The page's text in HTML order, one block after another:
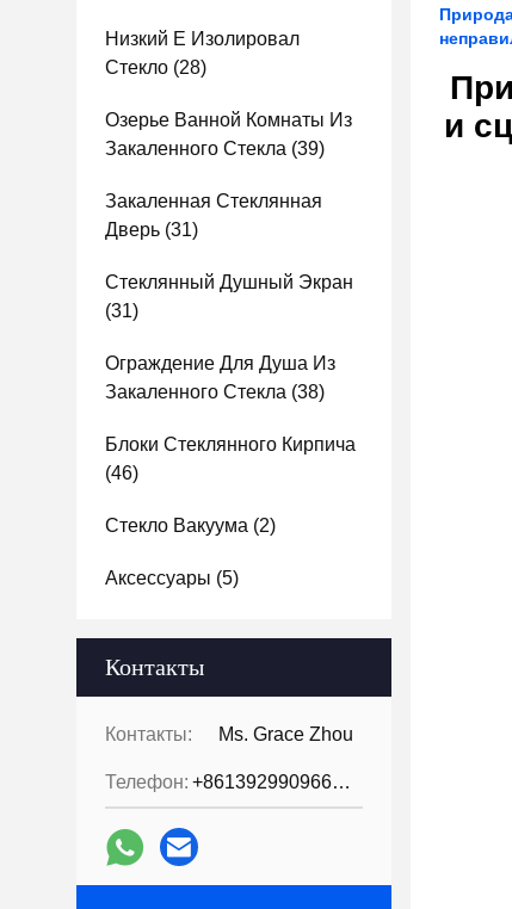
Низкий E Изолировал
Стекло (28)
Озерье Ванной Комнаты Из
Закаленного Стекла (39)
Закаленная Стеклянная
Дверь (31)
Стеклянный Душный Экран
(31)
Ограждение Для Душа Из
Закаленного Стекла (38)
Блоки Стеклянного Кирпича
(46)
Стекло Вакуума (2)
Аксессуары (5)
Контакты
Контакты: Ms. Grace Zhou
Телефон: +8613929909663--13690711186
и